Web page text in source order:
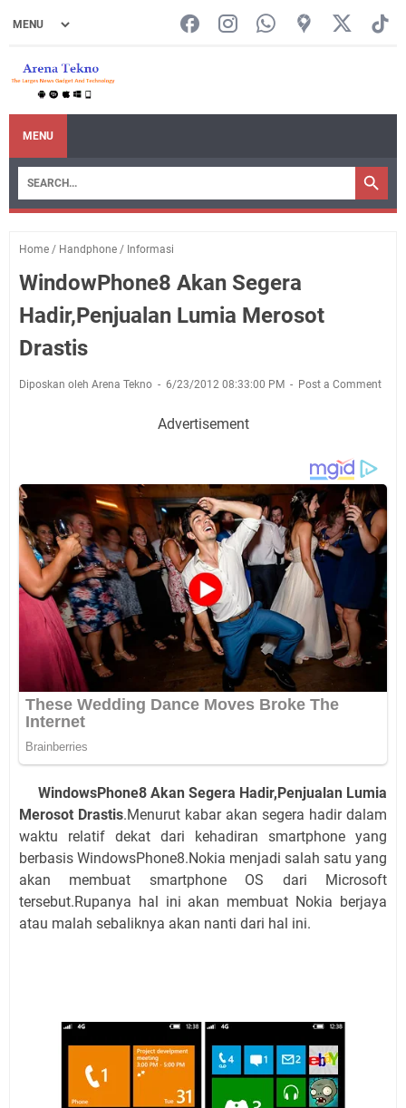
MENU
Home / Handphone / Informasi
WindowPhone8 Akan Segera
Hadir,Penjualan Lumia Merosot
Drastis
Diposkan oleh Arena Tekno 6/23/2012 08:33:00 PM Post a Comment
Advertisement
WindowsPhone8 Akan Segera Hadir,Penjualan Lumia
Merosot Drastis.Menurut kabar akan segera hadir dalam
waktu relatif dekat dari kehadiran smartphone yang
berbasis WindowsPhone8.Nokia menjadi salah satu yang
akan membuat smartphone OS dari Microsoft
tersebut.Rupanya hal ini akan membuat Nokia berjaya
atau malah sebaliknya akan nanti dari hal ini.